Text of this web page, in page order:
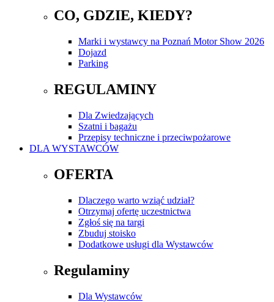
CO, GDZIE, KIEDY?
Marki i wystawcy na Poznań Motor Show 2026
Dojazd
Parking
REGULAMINY
Dla Zwiedzających
Szatni i bagażu
Przepisy techniczne i przeciwpożarowe
DLA WYSTAWCÓW
OFERTA
Dlaczego warto wziąć udział?
Otrzymaj ofertę uczestnictwa
Zgłoś się na targi
Zbuduj stoisko
Dodatkowe usługi dla Wystawców
Regulaminy
Dla Wystawców